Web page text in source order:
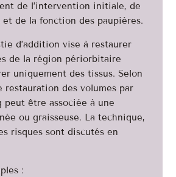
de l’intervention initiale, de
et de la fonction des paupières.
d’addition vise à restaurer
de la région périorbitaire
uniquement des tissus. Selon
restauration des volumes par
être associée à une
ou graisseuse. La technique,
risques sont discutés en
: